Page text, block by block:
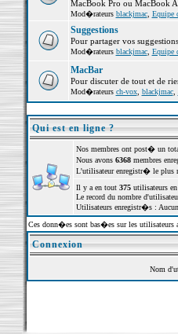
MacBook Pro ou MacBook
Mod�rateurs blackjmac, Equipe
Suggestions
Pour partager vos
Mod�rateurs blackjmac, Equipe
MacBar
Pour discuter de tout et de
Mod�rateurs ch-vox, blackjmac,
Qui est en ligne ?
Nos membres ont post� un
Nous avons 6368membres
L'utilisateur enregistr� le plus
Il y a en tout 375utilisateurs
Le record du nombre
Utilisateurs enregistr�s : Aucun
Ces donn�es sont bas�es sur les utilisateurs
Connexion
Nom